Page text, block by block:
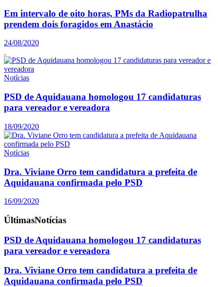
Em intervalo de oito horas, PMs da Radiopatrulha
prendem dois foragidos em Anastácio
24/08/2020
Notícias
PSD de Aquidauana homologou 17 candidaturas
para vereador e vereadora
18/09/2020
Notícias
Dra. Viviane Orro tem candidatura a prefeita de
Aquidauana confirmada pelo PSD
16/09/2020
ÚltimasNotícias
PSD de Aquidauana homologou 17 candidaturas
para vereador e vereadora
Dra. Viviane Orro tem candidatura a prefeita de
Aquidauana confirmada pelo PSD